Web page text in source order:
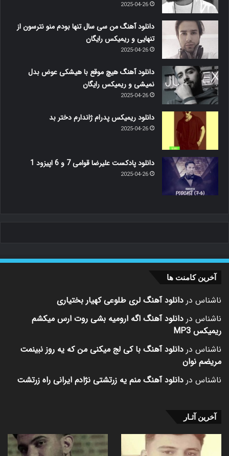
2025-04-26
دانلود آهنگ من سی سال تنها بودم منو نترسون از
تنهایی و ریمیکس رایگان
2025-04-26
دانلود آهنگ هیچ موقع با هیشکی عوض بدل
نمیشی و ریمیکس رایگان
2025-04-26
دانلود ریمیکس پدرام ژاندارم دختر بد
2025-04-26
دانلود پادکست علیرضا قوامی 7 و 6 اپیزود 1
2025-04-26
آخرین کامنت ها
ناشناس در دانلود آهنگ لری طلوعی کهیار بختیاری
ناشناس در دانلود آهنگ اگه ارومیه بشی روت ارس میکشم
ریمیکس MP3
ناشناس در دانلود آهنگ با کی لج میکنی من که یه روز نبینمت
مریضم نوان
ناشناس در دانلود آهنگ منم یه زرتشتی نژادم ایرانی راه زرتشت
آخرین آثـار